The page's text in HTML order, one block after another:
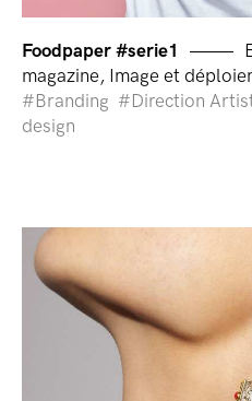
Foodpaper #serie1
magazine, Image et
Branding
Direction
design